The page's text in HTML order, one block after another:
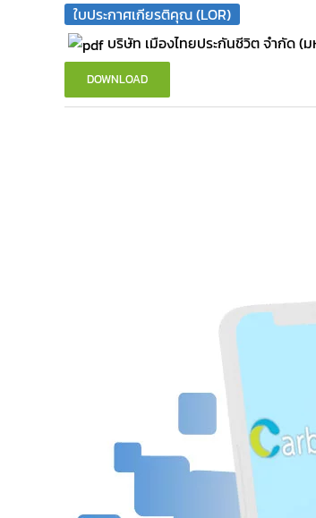
ใบประกาศเกียรติคุณ (LOR)
บริษัท เมืองไทยประกันชีวิต จำกัด (
DOWNLOAD